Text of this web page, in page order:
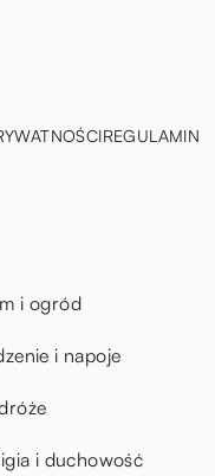
REGULAMIN
i ogród
i napoje
i duchowość